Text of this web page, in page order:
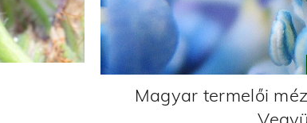
Magyar termelői